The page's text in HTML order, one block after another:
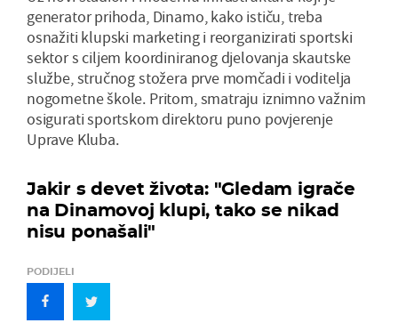
generator prihoda, Dinamo, kako ističu, treba
osnažiti klupski marketing i reorganizirati sportski
sektor s ciljem koordiniranog djelovanja skautske
službe, stručnog stožera prve momčadi i voditelja
nogometne škole. Pritom, smatraju iznimno važnim
osigurati sportskom direktoru puno povjerenje
Uprave Kluba.
Jakir s devet života: "Gledam igrače
na Dinamovoj klupi, tako se nikad
nisu ponašali"
PODIJELI